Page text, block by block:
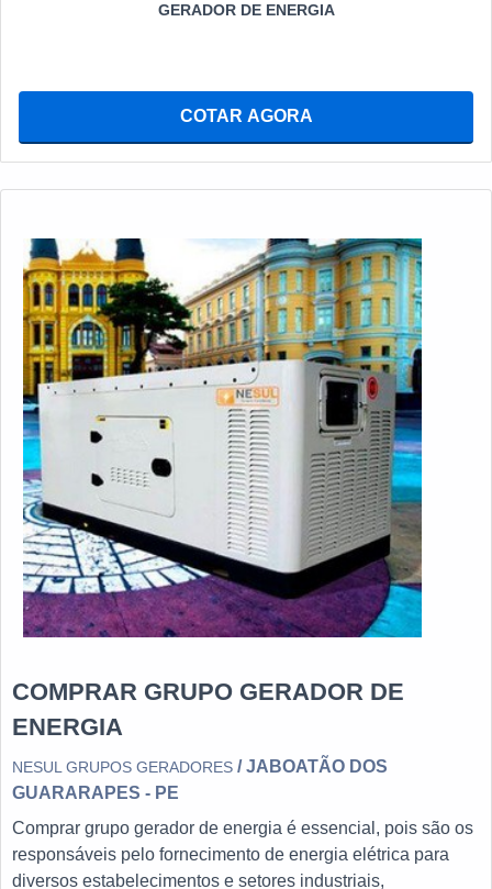
GERADOR DE ENERGIA
COTAR AGORA
COMPRAR GRUPO GERADOR DE
ENERGIA
NESUL GRUPOS GERADORES / JABOATÃO DOS
GUARARAPES - PE
Comprar grupo gerador de energia é essencial, pois são os
responsáveis pelo fornecimento de energia elétrica para
diversos estabelecimentos e setores industriais,